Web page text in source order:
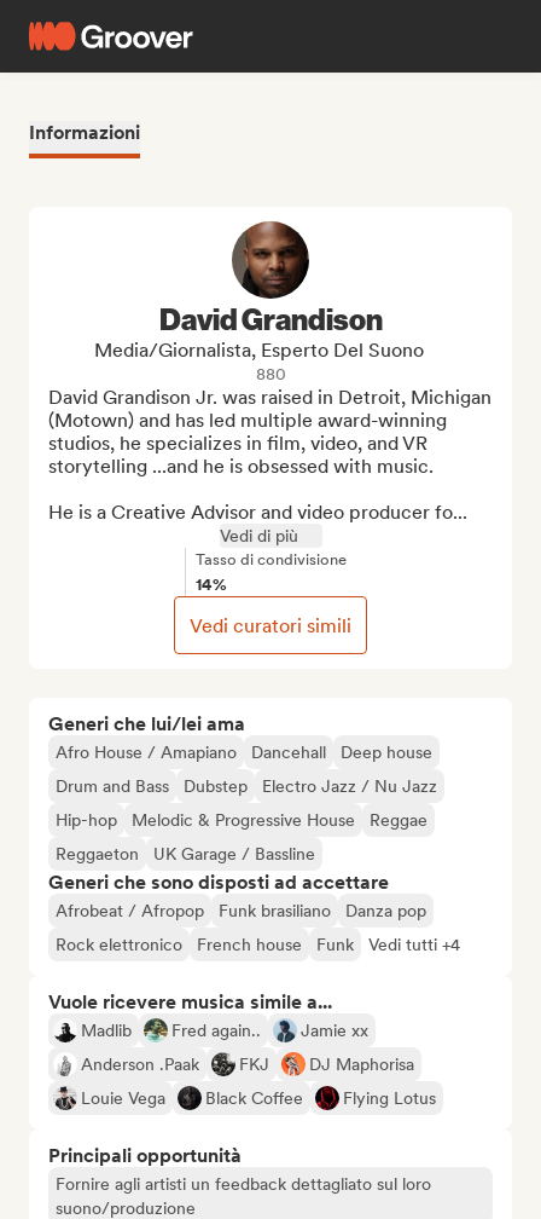
Informazioni
Generi che lui/lei ama
Afro House / Amapiano Dancehall
Deep house
Drum and Bass
Dubstep
Electro Jazz / Nu Jazz
Hip-hop
Melodic & Progressive House
Reggae
Reggaeton
UK Garage / Bassline
Generi che sono disposti ad accettare
Afrobeat / Afropop Funk brasiliano
Danza pop
Rock elettronico
French house Funk Vedi tutti +4
Vuole ricevere musica simile a...
Madlib Fred again..
Jamie xx
Anderson .Paak
FKJ
DJ Maphorisa
Louie Vega
Black Coffee Flying Lotus
Principali opportunità
Fornire agli artisti un feedback dettagliato sul loro
suono/produzione
David Grandison
Media/Giornalista, Esperto Del Suono
880
David Grandison Jr. was raised in Detroit, Michigan
(Motown) and has led multiple award-winning
studios, he specializes in film, video, and VR
storytelling ...and he is obsessed with music.
He is a Creative Advisor and video producer fo...
Vedi di più
Tasso di condivisione
14%
Vedi curatori simili